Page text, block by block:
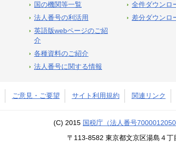
国の機関等一覧
法人番号の利活用
英語版webページのご紹
介
各種資料のご紹介
法人番号に関する情報
全件ダウンロ
差分ダウンロ
ご意見・ご要望 サイト利用規約 関連リンク
(C) 2015 国税庁（法人番号
〒113-8582 東京都文京区湯島４